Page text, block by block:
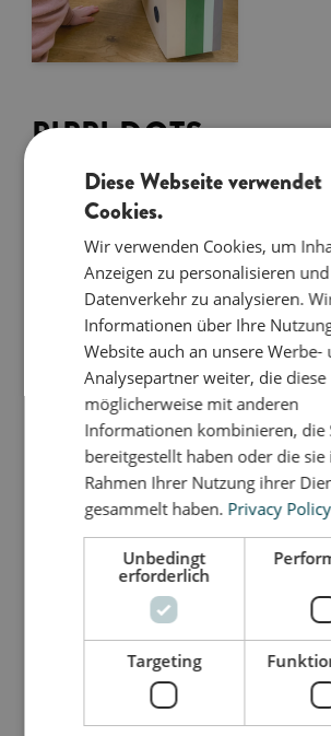
PIPPI DOTS
6,00€
IN DEN
Mit einem Set dekorativer
deiner Pippi Pferd im
persönliche Note verleihen.
ganz nach deinem Geschmack und
Pferd in ein echtes Pippi Pferd. Die
einmal verwendbar
Så stor er jeg
Jeg er lavet af
Sådan plejer du mig
Mine data
Diese Webseite verwendet
Cookies.
Wir verwenden Cookies, um
Anzeigen zu personalisieren
Datenverkehr zu analysieren.
Informationen über Ihre
Website auch an unsere Werbe-
Analysepartner weiter, die diese
möglicherweise mit anderen
Informationen kombinieren, die
bereitgestellt haben oder die sie
Rahmen Ihrer Nutzung ihrer
gesammelt haben. Privacy Policy
Unbedingt
erforderlich
Targeting